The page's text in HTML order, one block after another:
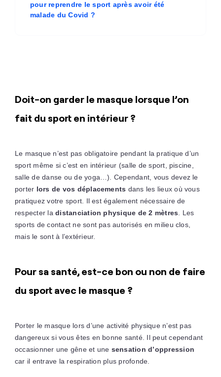
pour reprendre le sport après avoir été
malade du Covid ?
Doit-on garder le masque lorsque l’on
fait du sport en intérieur ?
Le masque n’est pas obligatoire pendant la pratique d’un
sport même si c’est en intérieur (salle de sport, piscine,
salle de danse ou de yoga…). Cependant, vous devez le
porter lors de vos déplacements dans les lieux où vous
pratiquez votre sport. Il est également nécessaire de
respecter ladistanciation physique de 2 mètres . Les
sports de contact ne sont pas autorisés en milieu clos,
mais le sont à l’extérieur.
Pour sa santé, est-ce bon ou non de faire
du sport avec le masque ?
Porter le masque lors d’une activité physique n’est pas
dangereux si vous êtes en bonne santé. Il peut cependant
occasionner une gêne et une sensation d’oppression
car il entrave la respiration plus profonde.